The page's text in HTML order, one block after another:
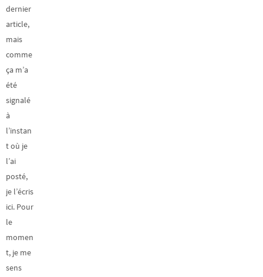
dernier
article,
mais
comme
ça m’a
été
signalé
à
l’instan
t où je
l’ai
posté,
je l’écris
ici. Pour
le
momen
t, je me
sens